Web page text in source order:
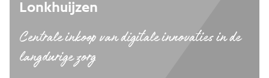
Lonkhuijzen
Centrale inkoop van digitale innovaties in de
langdurige zorg